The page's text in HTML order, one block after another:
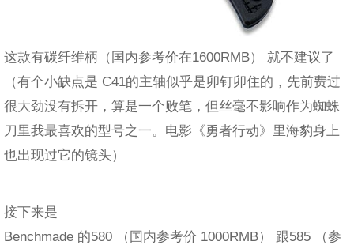
这款有碳纤维柄（国内参考价在1600RMB） 就不建议了
（有个小缺点是 C41的主轴似乎是卯钉卯住的，先前费过
很大劲没有拆开，算是一个败笔，但丝毫不影响作为蜘蛛
刀里我最喜欢的型号之一。电影《勇者行动》里海豹身上
也出现过它的镜头）
接下来是
Benchmade 的580 （国内参考价 1000RMB） 跟585 （参